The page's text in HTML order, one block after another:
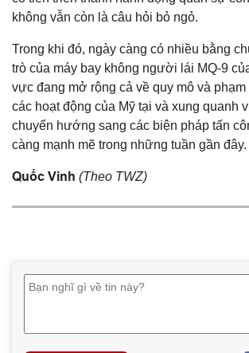
không vẫn còn là câu hỏi bỏ ngỏ.
Trong khi đó, ngày càng có nhiều bằng
trò của máy bay không người lái MQ-9
vực đang mở rộng cả về quy mô và
các hoạt động của Mỹ tại và xung quanh
chuyển hướng sang các biện pháp tấn
càng mạnh mẽ trong những tuần gần đây.
Quốc Vinh (Theo TWZ)